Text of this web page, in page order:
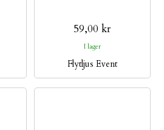
59,00 kr
I lager
Flytljus Event